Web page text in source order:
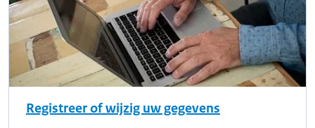
Registreer of wijzig uw gegevens